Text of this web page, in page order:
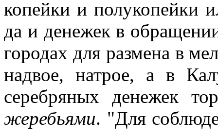
копейки и полукопейки
да и денежек в
городах для размена в
надвое, натрое, а в
серебряных денежек
жеребьями. "Для